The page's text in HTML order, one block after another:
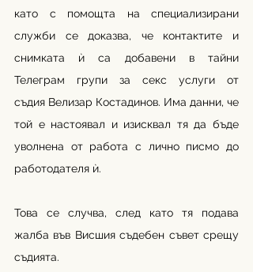
като с помощта на специализирани
служби се доказва, че контактите и
снимката ѝ са добавени в тайни
Телеграм групи за секс услуги от
съдия Велизар Костадинов. Има данни, че
той е настоявал и изисквал тя да бъде
уволнена от работа с лично писмо до
работодателя ѝ.
Това се случва, след като тя подава
жалба във Висшия съдебен съвет срещу
съдията.